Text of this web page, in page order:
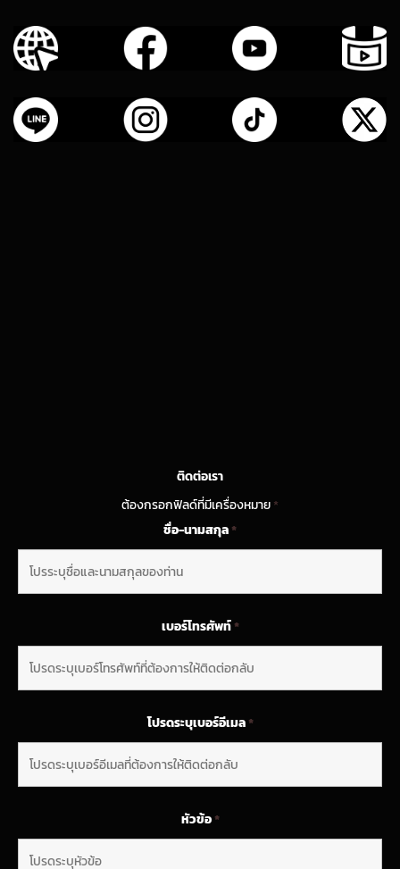
ติดต่อเรา
ต้องกรอกฟิลด์ที่มีเครื่องหมาย*
ชื่อ-นามสกุล*
เบอร์โทรศัพท์*
โปรดระบุเบอร์อีเมล*
หัวข้อ*